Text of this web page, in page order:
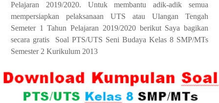
Pelajaran 2019/2020. Untuk membantu adik-adik semua
mempersiapkan pelaksanaan UTS atau Ulangan Tengah
Semeter 1 Tahun Pelajaran 2019/2020 berikut Saya bagikan
secara gratis Soal PTS/UTS Seni Budaya Kelas 8 SMP/MTs
Semester 2 Kurikulum 2013